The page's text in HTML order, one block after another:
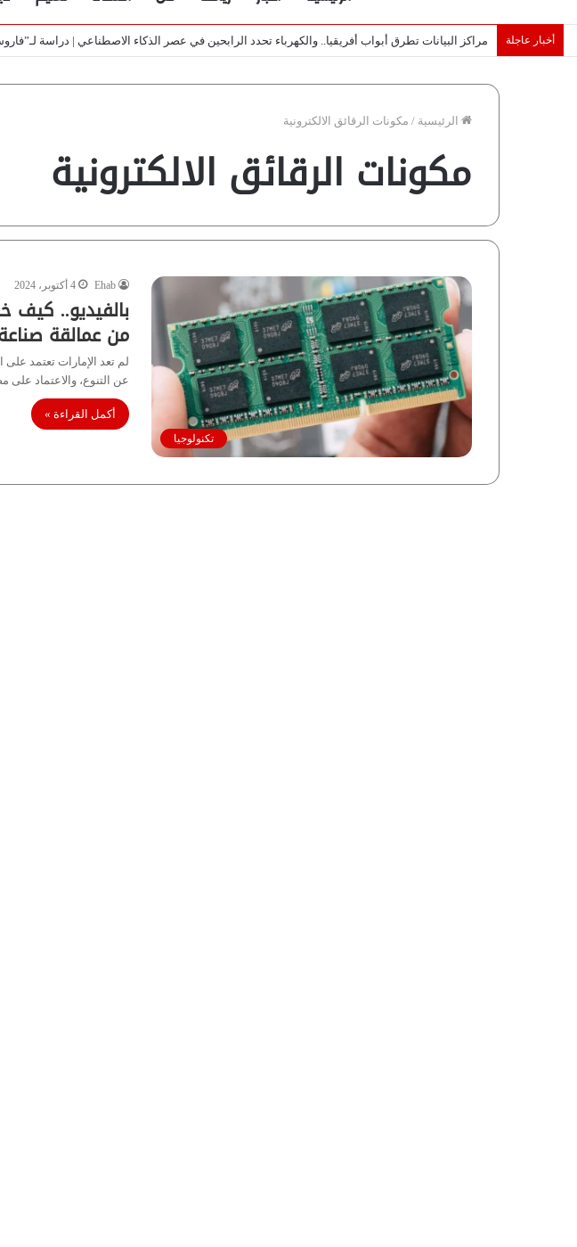
أخبار عاجلة مراكز البيانات تطرق أبواب أفريقيا.. والكهرباء تحدد الرابحين في عصر الذكاء الاصطناعي | دراسة
الرئيسية / مكونات الرقائق الالكترونية
مكونات الرقائق الالكترونية
تكنولوجيا
Ehab 4 أكتوبر، 2024
بالفيديو.. كيف
من عمالقة صناعة
لم تعد الإمارات تعتمد
عن التنوع، والاعتماد
أكمل القراءة »